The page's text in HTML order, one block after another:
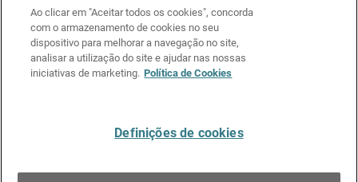
LinkedIn
X FacebookInstagram
YouTube
Ao clicar em "Aceitar todos os cookies", concorda
com o armazenamento de cookies no seu
dispositivo para melhorar a navegação no site,
analisar a utilização do site e ajudar nas nossas
iniciativas de marketing. Política de Cookies
Definições de cookies